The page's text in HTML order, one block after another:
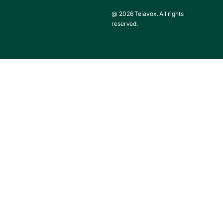
@ 2026 Telavox. All rights
reserved.